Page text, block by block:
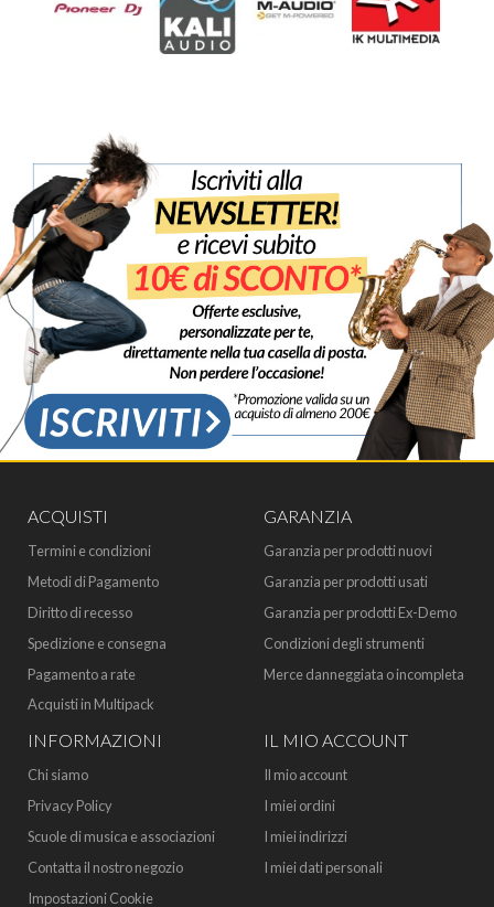
ACQUISTI
Termini e condizioni
Metodi di Pagamento
Diritto di recesso
Spedizione e consegna
Pagamento a rate
Acquisti in Multipack
GARANZIA
Garanzia per prodotti nuovi
Garanzia per prodotti usati
Garanzia per prodotti Ex-Demo
Condizioni degli strumenti
Merce danneggiata o incompleta
INFORMAZIONI
Chi siamo
Privacy Policy
Scuole di musica e associazioni
Contatta il nostro negozio
Impostazioni Cookie
IL MIO ACCOUNT
Il mio account
I miei ordini
I miei indirizzi
I miei dati personali